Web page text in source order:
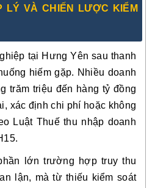
LÝ VÀ CHIẾN LƯỢC KIỂM
tại Hưng Yên sau thanh
hiếm gặp. Nhiều doanh
trăm triệu đến hàng tỷ đồng
xác định chi phí hoặc không
Luật Thuế thu nhập doanh
lớn trường hợp truy thu
lận, mà từ thiếu kiểm soát